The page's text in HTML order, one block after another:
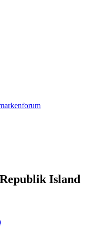
Island